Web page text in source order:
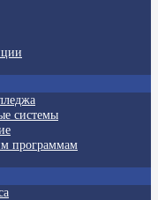
системы
программам